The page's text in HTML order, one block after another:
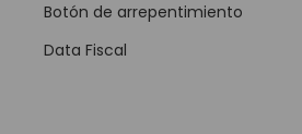
Botón de arrepentimiento
Data Fiscal